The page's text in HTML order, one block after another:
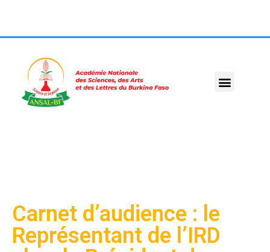
Carnet d’audience : le
Représentant de l’IRD